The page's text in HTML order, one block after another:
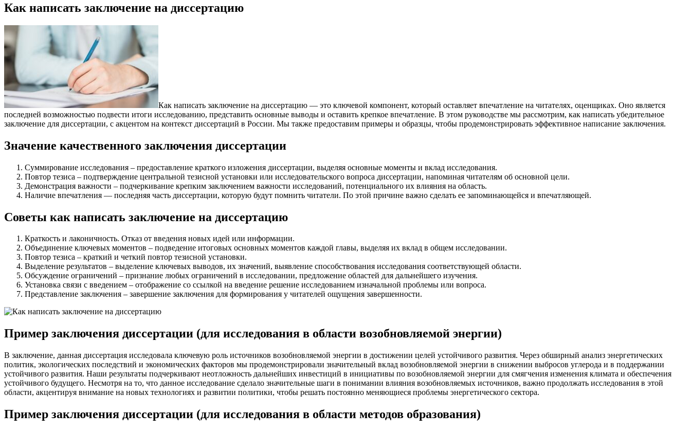
Как написать заключение на диссертацию
Как написать заключение на диссертацию — это ключевой компонент, который оставляет впечатление на читателях, оценщиках. Оно является
последней возможностью подвести итоги исследованию, представить основные выводы и оставить крепкое впечатление. В этом руководстве мы рассмотрим, как написать убедительное
заключение для диссертации, с акцентом на контекст диссертаций в России. Мы также предоставим примеры и образцы, чтобы продемонстрировать эффективное написание заключения.
Значение качественного заключения диссертации
Суммирование исследования – предоставление краткого изложения диссертации, выделяя основные моменты и вклад исследования.
Повтор тезиса – подтверждение центральной тезисной установки или исследовательского вопроса диссертации, напоминая читателям об основной цели.
Демонстрация важности – подчеркивание крепким заключением важности исследований, потенциального их влияния на область.
Наличие впечатления — последняя часть диссертации, которую будут помнить читатели. По этой причине важно сделать ее запоминающейся и впечатляющей.
Советы как написать заключение на диссертацию
Краткость и лаконичность. Отказ от введения новых идей или информации.
Объединение ключевых моментов – подведение итоговых основных моментов каждой главы, выделяя их вклад в общем исследовании.
Повтор тезиса – краткий и четкий повтор тезисной установки.
Выделение результатов – выделение ключевых выводов, их значений, выявление способствования исследования соответствующей области.
Обсуждение ограничений – признание любых ограничений в исследовании, предложение областей для дальнейшего изучения.
Установка связи с введением – отображение со ссылкой на введение решение исследованием изначальной проблемы или вопроса.
Представление заключения – завершение заключения для формирования у читателей ощущения завершенности.
Пример заключения диссертации (для исследования в области возобновляемой энергии)
В заключение, данная диссертация исследовала ключевую роль источников возобновляемой энергии в достижении целей устойчивого развития. Через обширный анализ энергетических
политик, экологических последствий и экономических факторов мы продемонстрировали значительный вклад возобновляемой энергии в снижении выбросов углерода и в поддержании
устойчивого развития. Наши результаты подчеркивают неотложность дальнейших инвестиций в инициативы по возобновляемой энергии для смягчения изменения климата и обеспечения
устойчивого будущего. Несмотря на то, что данное исследование сделало значительные шаги в понимании влияния возобновляемых источников, важно продолжать исследования в этой
области, акцентируя внимание на новых технологиях и развитии политики, чтобы решать постоянно меняющиеся проблемы энергетического сектора.
Пример заключения диссертации (для исследования в области методов образования)